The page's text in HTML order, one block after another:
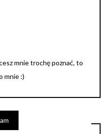
mnie trochę poznać, to
mnie :)